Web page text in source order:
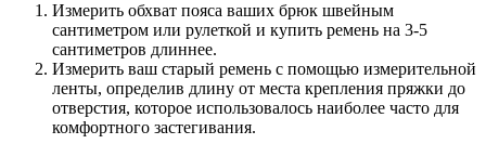
Измерить обхват пояса ваших брюк швейным
сантиметром или рулеткой и купить ремень на 3-5
сантиметров длиннее.
Измерить ваш старый ремень с помощью измерительной
ленты, определив длину от места крепления пряжки до
отверстия, которое использовалось наиболее часто для
комфортного застегивания.